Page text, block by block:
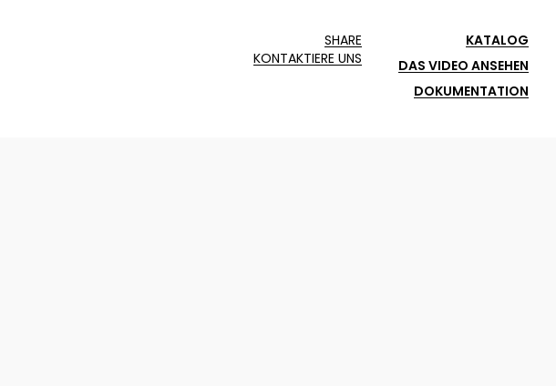
SHARE
KONTAKTIERE UNS
KATALOG
DAS VIDEO ANSEHEN
DOKUMENTATION